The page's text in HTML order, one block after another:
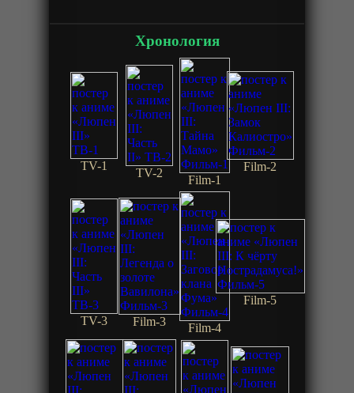
Хронология
TV-1
TV-2
Film-1
Film-2
TV-3 Film-3 Film-4
Film-5